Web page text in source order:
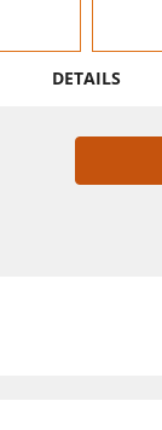
DETAILS